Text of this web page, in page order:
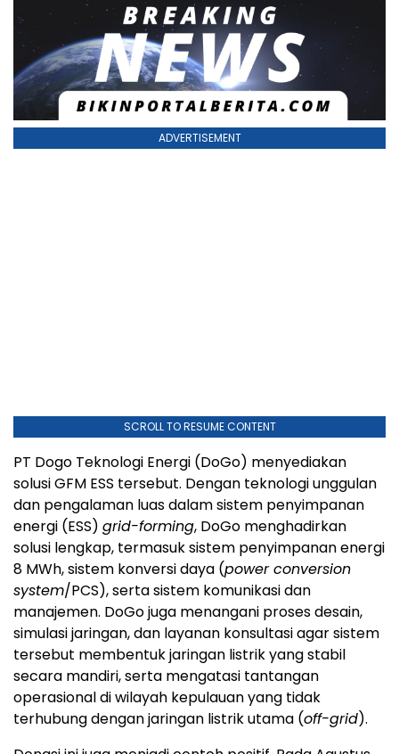
ADVERTISEMENT
SCROLL TO RESUME CONTENT
PT Dogo Teknologi Energi (DoGo) menyediakan
solusi GFM ESS tersebut. Dengan teknologi unggulan
dan pengalaman luas dalam sistem penyimpanan
energi (ESS) grid-forming, DoGo menghadirkan
solusi lengkap, termasuk sistem penyimpanan energi
8 MWh, sistem konversi daya (power conversion
system/PCS), serta sistem komunikasi dan
manajemen. DoGo juga menangani proses desain,
simulasi jaringan, dan layanan konsultasi agar sistem
tersebut membentuk jaringan listrik yang stabil
secara mandiri, serta mengatasi tantangan
operasional di wilayah kepulauan yang tidak
terhubung dengan jaringan listrik utama (off-grid).